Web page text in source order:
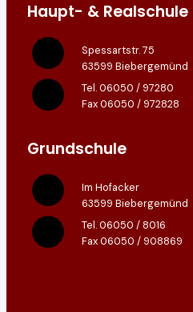
Haupt- & Realschule
Spessartstr. 75
63599 Biebergemünd
Tel. 06050 / 97280
Fax 06050 / 972828
Grundschule
Im Hofacker
63599 Biebergemünd
Tel. 06050 / 8016
Fax 06050 / 908869